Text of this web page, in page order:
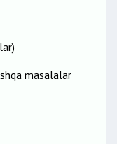
masalalar